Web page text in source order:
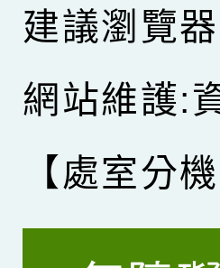
建議瀏覽
網站維護:
【處室分機